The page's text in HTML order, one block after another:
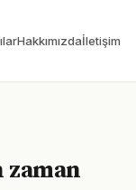
Hakkımızdaİletişim
zaman